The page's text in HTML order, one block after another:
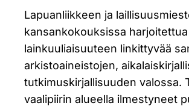
Lapuanliikkeen ja
kansankokouksissa
lainkuuliaisuuteen linkittyvää
arkistoaineistojen,
tutkimuskirjallisuuden valossa.
vaalipiirin alueella ilmestyneet